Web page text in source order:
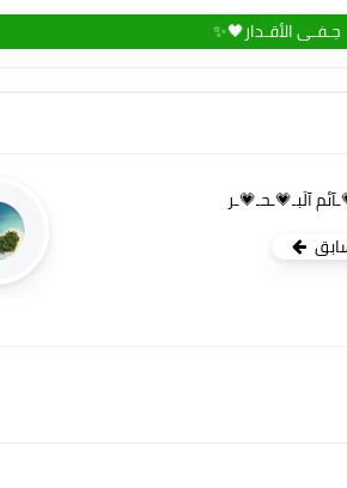
جـفـى الأقـدار🖤✨
آلَبـ💗ـحـ💗ـر